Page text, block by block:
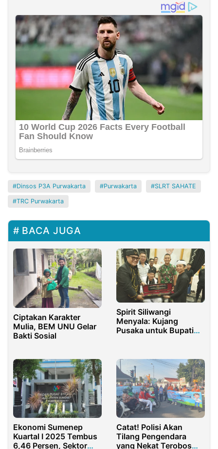
Dinsos P3A Purwakarta Purwakarta SLRT SAHATE
TRC Purwakarta
BACA JUGA
Ciptakan Karakter
Mulia, BEM UNU Gelar
Bakti Sosial
Spirit Siliwangi
Menyala: Kujang
Pusaka untuk Bupati
Ekonomi Sumenep
Kuartal I 2025 Tembus
6,46 Persen, Sektor
Catat! Polisi Akan
Tilang Pengendara
yang Nekat Terobos